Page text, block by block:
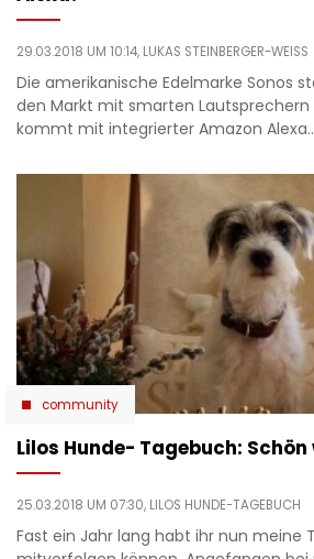
29.03.2018 UM 10:14, LUKAS STEINBERGER-WEISS
Die amerikanische Edelmarke Sonos
den Markt mit smarten Lautsprechern
kommt mit integrierter Amazon
community
Lilos Hunde- Tagebuch:
25.03.2018 UM 07:30, LILOS HUNDE-TAGEBUCH
Fast ein Jahr lang habt ihr nun meine